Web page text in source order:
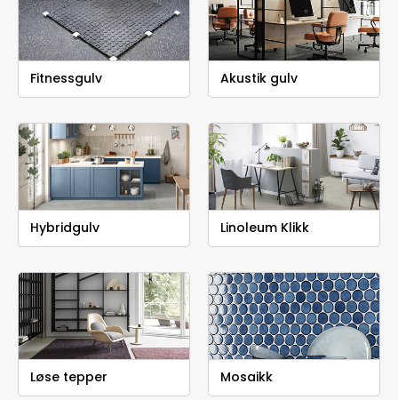
Fitnessgulv Akustik gulv
Hybridgulv Linoleum Klikk
Løse tepper Mosaikk